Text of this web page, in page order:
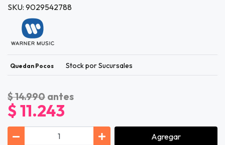
SKU: 9029542788
Quedan Pocos Stock por Sucursales
$ 14.990 antes
$ 11.243
Agregar